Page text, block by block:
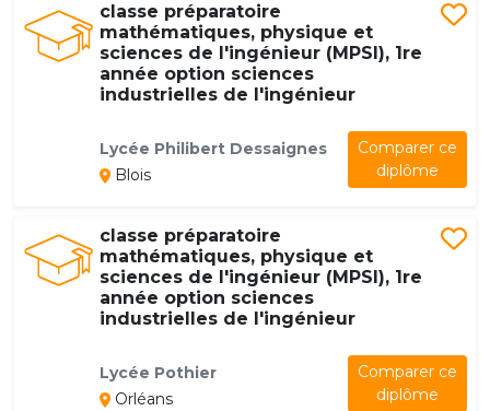
classe préparatoire
mathématiques, physique et
sciences de l'ingénieur (MPSI), 1re
année option sciences
industrielles de l'ingénieur
Lycée Philibert Dessaignes
Blois
Comparer ce
diplôme
classe préparatoire
mathématiques, physique et
sciences de l'ingénieur (MPSI), 1re
année option sciences
industrielles de l'ingénieur
Lycée Pothier
Orléans
Comparer ce
diplôme